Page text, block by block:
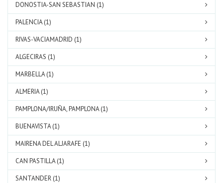
DONOSTIA-SAN SEBASTIAN (1)
PALENCIA (1)
RIVAS-VACIAMADRID (1)
ALGECIRAS (1)
MARBELLA (1)
ALMERIA (1)
PAMPLONA/IRUÑA, PAMPLONA (1)
BUENAVISTA (1)
MAIRENA DEL ALJARAFE (1)
CAN PASTILLA (1)
SANTANDER (1)